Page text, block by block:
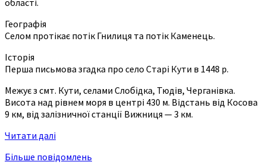
Географія
Селом протікає потік Гнилиця та потік Каменець.
Історія
Перша письмова згадка про село Старі Кути в 1448 р.
Межує з смт. Кути, селами Слобідка, Тюдів, Черганівка.
Висота над рівнем моря в центрі 430 м. Відстань від Косова
9 км, від залізничної станції Вижниця — 3 км.
Читати далі
Більше повідомлень